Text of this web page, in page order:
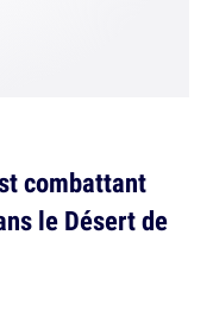
combattant
le Désert de